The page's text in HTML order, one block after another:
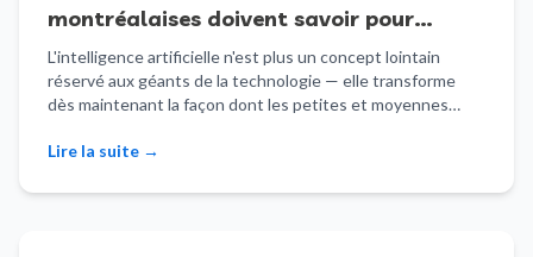
montréalaises doivent savoir pour
garder une longueur d'avance
L'intelligence artificielle n'est plus un concept lointain
réservé aux géants de la technologie — elle transforme
dès maintenant la façon dont les petites et moyennes
de l'IA et comment votre entreprise montréalaise peut s'y
Lire la suite →